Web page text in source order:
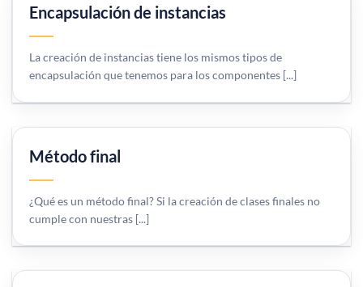
Encapsulación de instancias
La creación de instancias tiene los mismos tipos de
encapsulación que tenemos para los componentes [...]
Método final
¿Qué es un método final? Si la creación de clases finales no
cumple con nuestras [...]